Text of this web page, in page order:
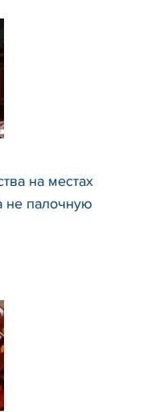
на местах
не палочную